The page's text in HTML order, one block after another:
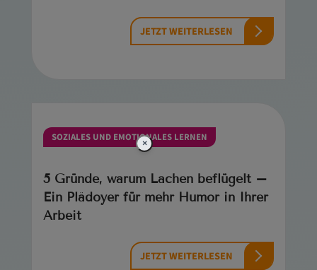
×
JETZT WEITERLESEN
SOZIALES UND EMOTIONALES LERNEN
5 Gründe, warum Lachen beflügelt –
Ein Plädoyer für mehr Humor in Ihrer
Arbeit
JETZT WEITERLESEN